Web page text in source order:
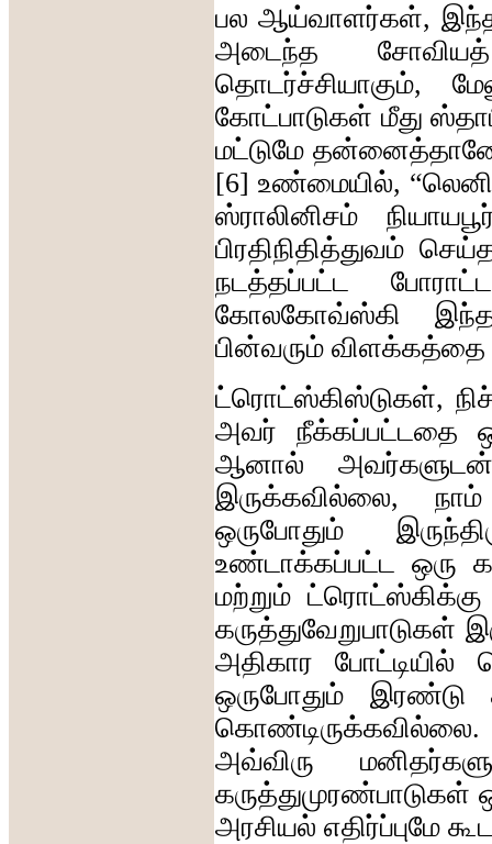
பல ஆய்வாளர்கள்,
அடைந்த
சோவியத்
தொடர்ச்சியாகும்,
கோட்பாடுகள் மீது
மட்டுமே
[6] உண்மையில், “
ஸ்ராலினிசம்
பிரதிநிதித்துவம்
நடத்தப்பட்ட
கோலகோவ்ஸ்கி
பின்வரும் விளக்கத்தை
ட்ரொட்ஸ்கிஸ்டுகள்,
அவர்
நீக்கப்பட்டதை
ஆனால்
அவர்களுடன்
இருக்கவில்லை, நாம்
ஒருபோதும்
உண்டாக்கப்பட்ட ஒரு
மற்றும் ட்ரொட்ஸ்கிக்கு
கருத்துவேறுபாடுகள்
அதிகார
போட்டியில்
ஒருபோதும்
இரண்டு
கொண்டிருக்கவில்லை
அவ்விரு
கருத்துமுரண்பாடுகள்
அரசியல் எதிர்ப்புமே